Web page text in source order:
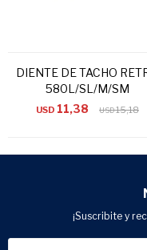
DIENTE DE TACHO
580L/SL/M/SM
USD 11,38 USD15,18
¡Suscribite y